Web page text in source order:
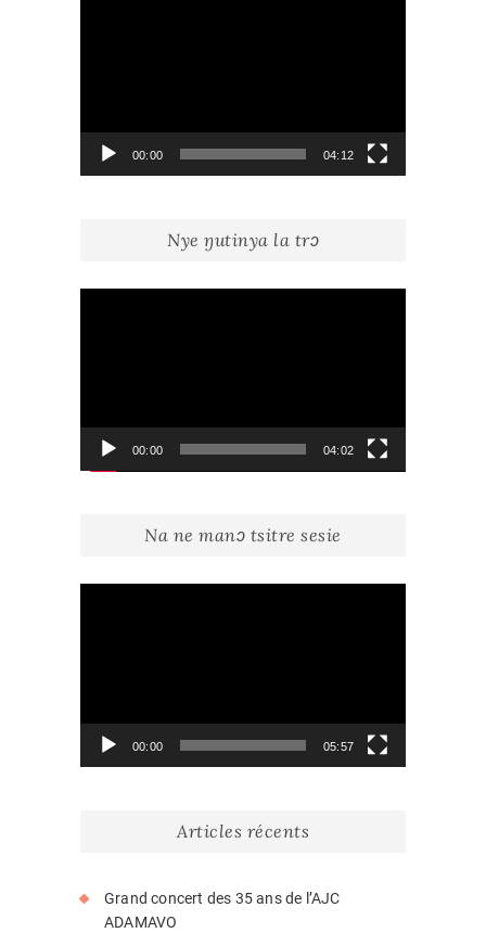
00:00 04:12
Nye ŋutinya la trɔ
00:00 04:02
Na ne manɔ tsitre sesie
00:00 05:57
Articles récents
Grand concert des 35 ans de l’AJC
ADAMAVO